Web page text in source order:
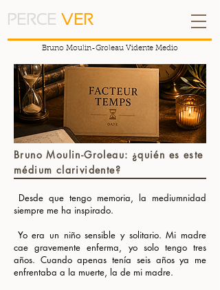
Bruno Moulin-Groleau Vidente Medio
PERCE VER
Bruno Moulin-Groleau: ¿quién es este
médium clarividente?
Desde que tengo memoria, la mediumnidad
siempre me ha inspirado.
​ Yo era un niño sensible y solitario. Mi madre
cae gravemente enferma, yo solo tengo tres
años. Cuando apenas tenía seis años ya me
enfrentaba a la muerte, la de mi madre.